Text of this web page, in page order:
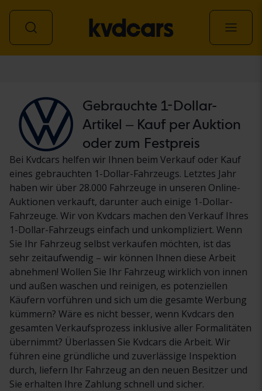
Gebrauchte 1-Dollar-
Artikel – Kauf per Auktion
oder zum Festpreis
Bei Kvdcars helfen wir Ihnen beim Verkauf oder Kauf
eines gebrauchten 1-Dollar-Fahrzeugs. Letztes Jahr
haben wir über 28.000 Fahrzeuge in unseren Online-
Auktionen verkauft, darunter auch einige 1-Dollar-
Fahrzeuge. Wir von Kvdcars machen den Verkauf Ihres
1-Dollar-Fahrzeugs einfach und unkompliziert. Wenn
Sie Ihr Fahrzeug selbst verkaufen möchten, ist das
sehr zeitaufwendig – wir können Ihnen diese Arbeit
abnehmen! Wollen Sie Ihr Fahrzeug wirklich von innen
und außen waschen und reinigen, es potenziellen
Käufern vorführen und sich um die gesamte Werbung
kümmern? Wäre es nicht besser, wenn Kvdcars den
gesamten Verkaufsprozess inklusive aller Formalitäten
übernimmt? Überlassen Sie Kvdcars die Arbeit. Wir
führen eine gründliche und zuverlässige Inspektion
durch, liefern Ihr Fahrzeug an den neuen Besitzer und
Sie erhalten Ihre Zahlung schnell und sicher.